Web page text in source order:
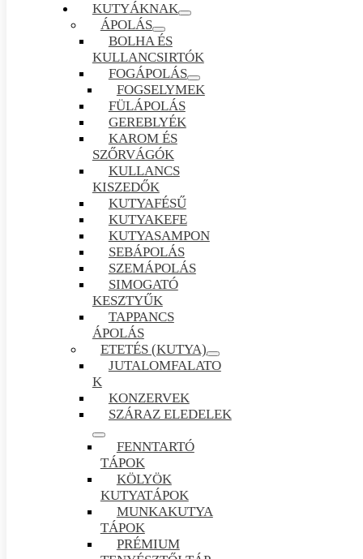
KUTYÁKNAK
ÁPOLÁS
BOLHA ÉS
KULLANCSIRTÓK
FOGÁPOLÁS
FOGSELYMEK
FÜLÁPOLÁS
GEREBLYÉK
KAROM ÉS
SZŐRVÁGÓK
KULLANCS
KISZEDŐK
KUTYAFÉSŰ
KUTYAKEFE
KUTYASAMPON
SEBÁPOLÁS
SZEMÁPOLÁS
SIMOGATÓ
KESZTYŰK
TAPPANCS
ÁPOLÁS
ETETÉS (KUTYA)
JUTALOMFALATO
K
KONZERVEK
SZÁRAZ ELEDELEK
FENNTARTÓ
TÁPOK
KÖLYÖK
KUTYATÁPOK
MUNKAKUTYA
TÁPOK
PRÉMIUM